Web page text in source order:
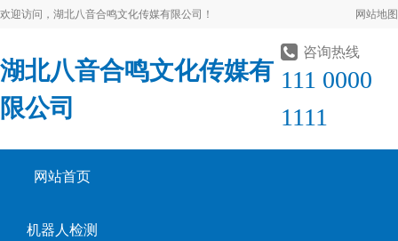
欢迎访问，湖北八音合鸣文化传媒有限公司！ 网站地图
湖北八音合鸣文化传媒有
限公司
咨询热线
111 0000
1111
网站首页
机器人检测